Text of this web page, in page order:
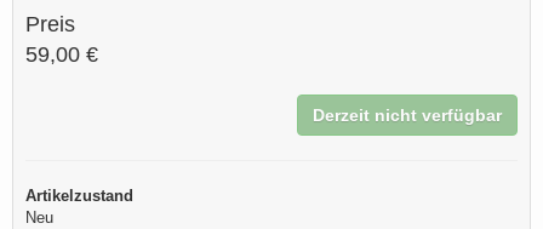
Preis
59,00 €
Derzeit nicht verfügbar
Artikelzustand
Neu